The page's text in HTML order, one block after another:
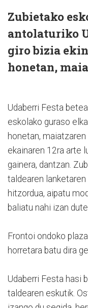
Zubietako
antolaturiko
giro bizia
honetan,
Udaberri Festa
eskolako guraso
honetan,
ekainaren 12ra arte
gainera, dantzan.
taldearen
hitzordua, aipatu
baliatu nahi izan
Frontoi ondoko
horretara batu dira
Udaberri Festa hasi
taldearen eskutik.